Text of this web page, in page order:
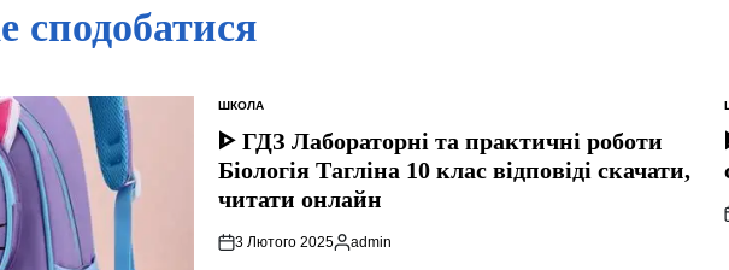
ОПУБЛІКУВАТИ
У
ШКОЛА
ᐈ ГДЗ Лабораторні та практичні роботи
Біологія Тагліна 10 клас відповіді скачати,
читати онлайн
3 Лютого 2025
Опубліковано
admin
У